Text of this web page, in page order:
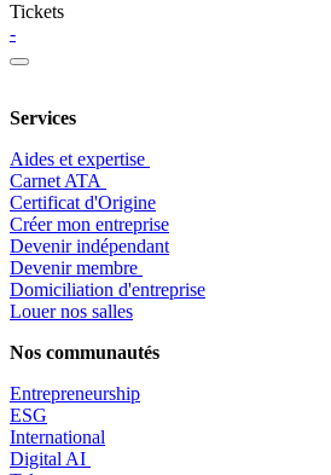
Tickets
-
Services
Aides et expertise
​Carnet ATA
Certificat d'Origine
Créer mon entreprise
Devenir indépendant
Devenir membre
​Domiciliation d'entreprise
Louer nos salles
Nos communautés
Entrepreneurship
ESG
International
Digital AI